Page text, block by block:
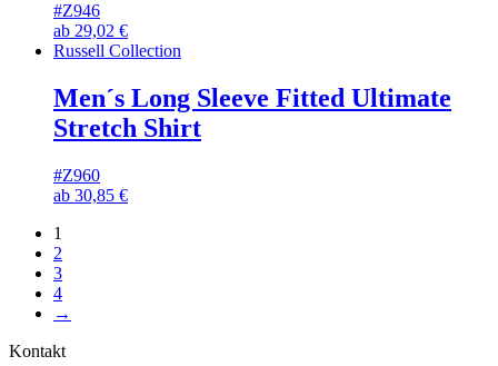
#Z946
ab 29,02 €
Russell Collection
Men´s Long Sleeve Fitted Ultimate
Stretch Shirt
#Z960
ab 30,85 €
1
2
3
4
→
Kontakt